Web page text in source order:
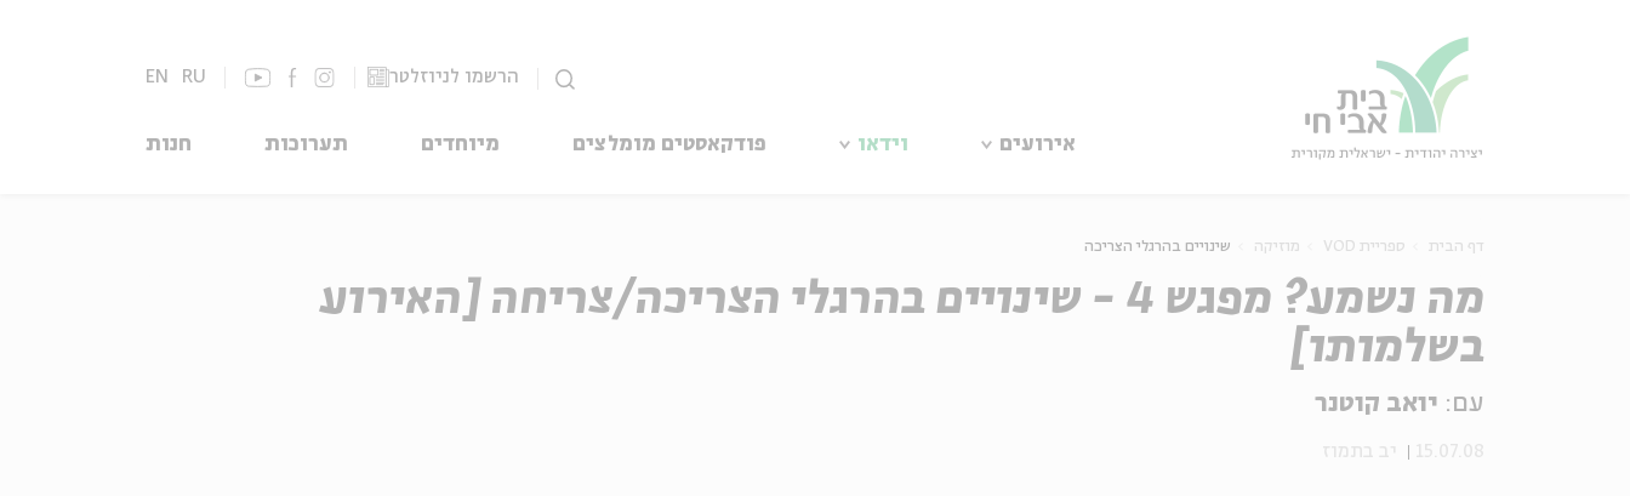
הרשמו לניוזלטר EN RU
אירועים וידאו פודקאסטים מומלצים מיוחדים תערוכות חנות
דף הבית ספריית VOD מוזיקה שינויים בהרגלי הצריכה
מה נשמע? מפגש 4 - שינויים בהרגלי הצריכה/צריחה [האירוע
בשלמותו]
עם: יואב קוטנר